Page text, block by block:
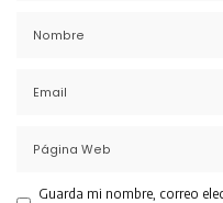
Guarda mi nombre, correo